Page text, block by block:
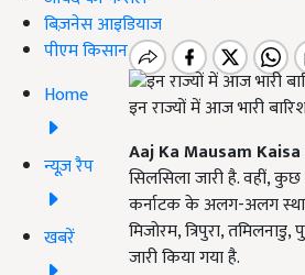
बिज़नेस आइडियाज
पीएम किसान
Home
न्यूज़ रैप
खबरें
इन राज्यों में आज भारी
Aaj Ka Mausam
सिलसिला जारी है. वहीं,
कर्नाटक के अलग-अलग
मिजोरम, त्रिपुरा,
जारी किया गया है.